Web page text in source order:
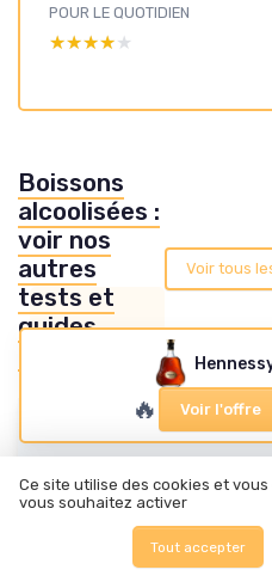
POUR LE QUOTIDIEN
★★★★★
★★★★★
Boissons
alcoolisées :
voir nos
autres
tests et
guides
Voir tous
🔥 Voir l'offre
Ce site utilise des cookies et
vous souhaitez activer
Tout accepter